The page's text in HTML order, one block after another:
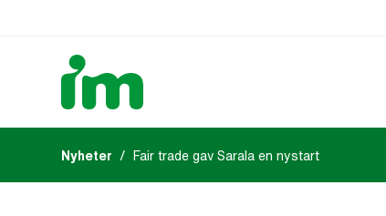
Nyheter Fair trade gav Sarala en nystart